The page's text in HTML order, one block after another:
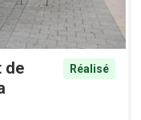
de
Réalisé